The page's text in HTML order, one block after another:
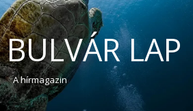
LAP
A hírmagazin